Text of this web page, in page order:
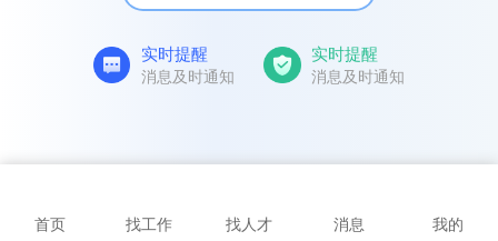
实时提醒
消息及时通知
实时提醒
消息及时通知
首页 找工作 找人才 消息 我的